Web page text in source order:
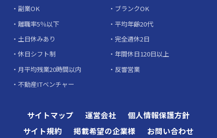
副業OK
ブランクOK
離職率5％以下
平均年齢20代
土日休みあり
完全週休2日
休日シフト制
年間休日120日以上
月平均残業20時間以内
反響営業
不動産ITベンチャー
サイトマップ 運営会社
個人情報保護方針
サイト規約
掲載希望の企業様 お問い合わせ